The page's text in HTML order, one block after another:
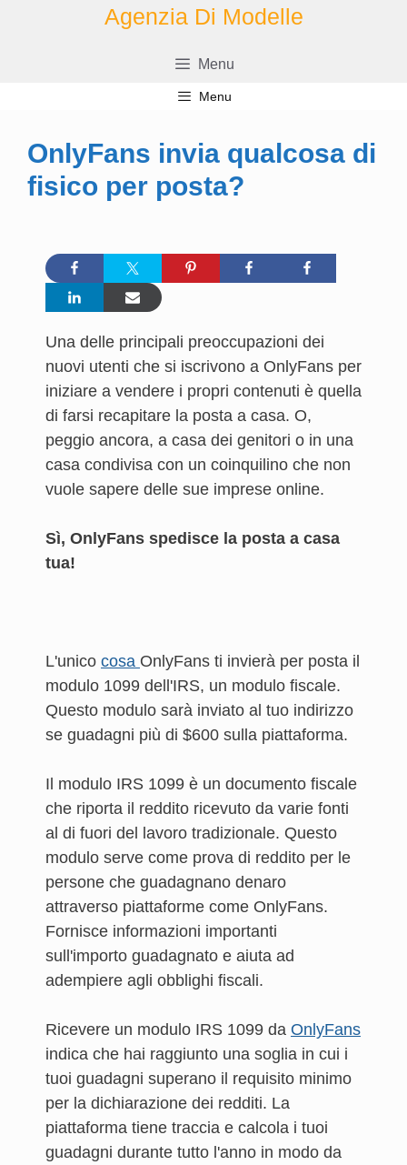
Agenzia Di Modelle
Menu
Menu
OnlyFans invia qualcosa di
fisico per posta?
Una delle principali preoccupazioni dei
nuovi utenti che si iscrivono a OnlyFans per
iniziare a vendere i propri contenuti è quella
di farsi recapitare la posta a casa. O,
peggio ancora, a casa dei genitori o in una
casa condivisa con un coinquilino che non
vuole sapere delle sue imprese online.
Sì, OnlyFans spedisce la posta a casa
tua!
L'unico cosa OnlyFans ti invierà per posta il
modulo 1099 dell'IRS, un modulo fiscale.
Questo modulo sarà inviato al tuo indirizzo
se guadagni più di $600 sulla piattaforma.
Il modulo IRS 1099 è un documento fiscale
che riporta il reddito ricevuto da varie fonti
al di fuori del lavoro tradizionale. Questo
modulo serve come prova di reddito per le
persone che guadagnano denaro
attraverso piattaforme come OnlyFans.
Fornisce informazioni importanti
sull'importo guadagnato e aiuta ad
adempiere agli obblighi fiscali.
Ricevere un modulo IRS 1099 da OnlyFans
indica che hai raggiunto una soglia in cui i
tuoi guadagni superano il requisito minimo
per la dichiarazione dei redditi. La
piattaforma tiene traccia e calcola i tuoi
guadagni durante tutto l'anno in modo da